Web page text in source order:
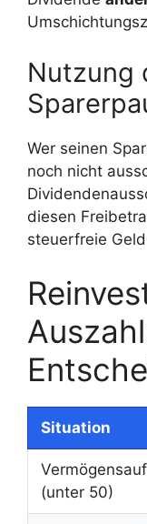
Nutzung
Wer seinen
noch nicht
diesen
steuerfreie
Situation
(unter 50)